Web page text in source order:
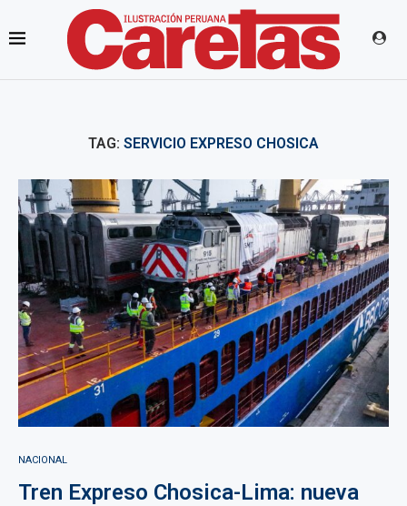
TAG: SERVICIO EXPRESO CHOSICA
NACIONAL
Tren Expreso Chosica-Lima: nueva